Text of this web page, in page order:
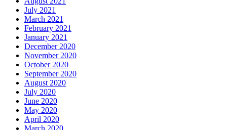
July 2021
March 2021
February 2021
January 2021
December 2020
November 2020
October 2020
September 2020
August 2020
July 2020
June 2020
May 2020
April 2020
March 2020